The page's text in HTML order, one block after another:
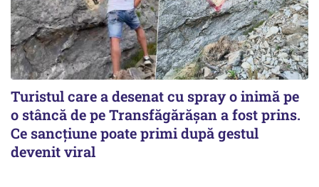
Turistul care a desenat cu spray o inimă pe
o stâncă de pe Transfăgărășan a fost prins.
Ce sancțiune poate primi după gestul
devenit viral